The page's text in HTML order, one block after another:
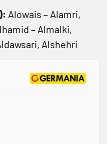
Alowais – Alamri,
– Almalki,
Alshehri